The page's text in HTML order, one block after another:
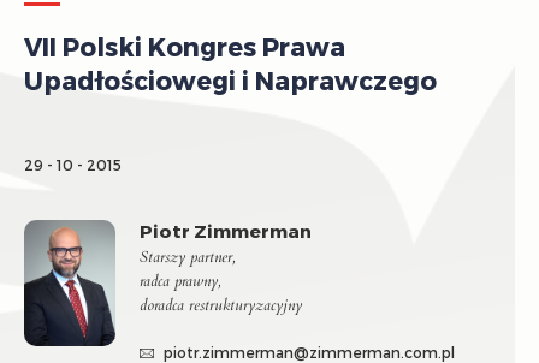
VII Polski Kongres Prawa
Upadłościowegi i Naprawczego
29 - 10 - 2015
Piotr Zimmerman
Starszy partner,
radca prawny,
doradca restrukturyzacyjny
piotr.zimmerman@zimmerman.com.pl